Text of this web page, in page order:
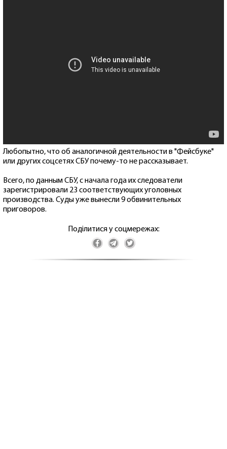
Любопытно, что об аналогичной деятельности в "Фейсбуке"
или других соцсетях СБУ почему-то не рассказывает.
Всего, по данным СБУ, с начала года их следователи
зарегистрировали 23 соответствующих уголовных
производства. Суды уже вынесли 9 обвинительных
приговоров.
Поділитися у соцмережах: